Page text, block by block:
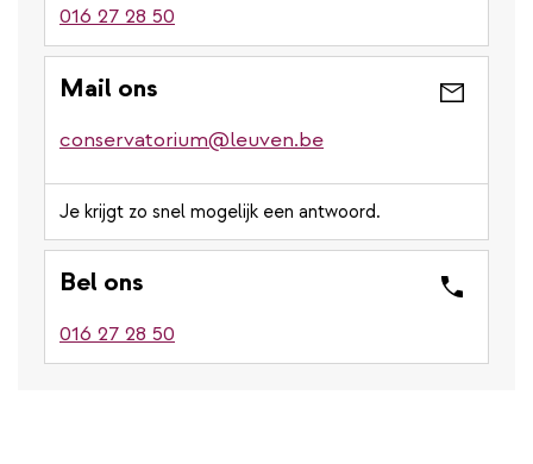
016 27 28 50
Mail ons
conservatorium@leuven.be
Je krijgt zo snel mogelijk een antwoord.
Bel ons
016 27 28 50